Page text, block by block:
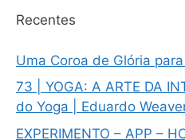
Recentes
Uma Coroa de Glória
73 | YOGA: A ARTE DA
do Yoga | Eduardo
EXPERIMENTO – APP –